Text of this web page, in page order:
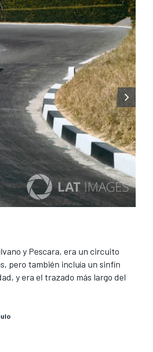
y Pescara, era un circuito
pero también incluía un sinfín
y era el trazado más largo del